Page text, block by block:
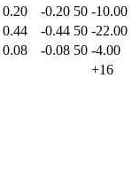
0.20 -0.20 50 -10.00
0.44 -0.44 50 -22.00
0.08 -0.08 50 -4.00
+16